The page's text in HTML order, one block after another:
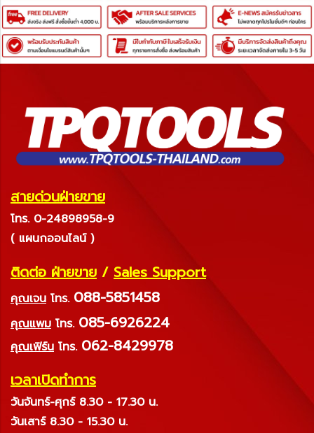
สายด่วนฝ่ายขาย
โทร. 0-24898958-9
( แผนกออนไลน์ )
ติดต่อ ฝ่ายขาย / Sales Support
คุณเจน โทร. 088-5851458
คุณแพม โทร. 085-6926224
คุณเฟิร์น โทร. 062-8429978
เวลาเปิดทำการ
วันจันทร์-ศุกร์ 8.30 - 17.30 น.
วันเสาร์ 8.30 - 15.30 น.